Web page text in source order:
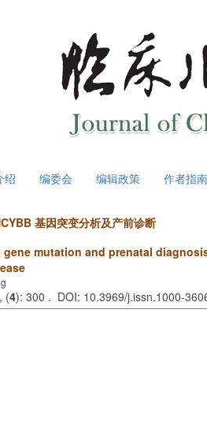
绍 编委会 编辑政策 作者指南
基因突变分析及产前诊断
gene mutation and prenatal
(4): 300 . DOI: 10.3969/j.issn.1000-